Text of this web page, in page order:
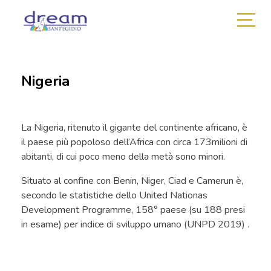
Nigeria
La Nigeria, ritenuto il gigante del continente africano, è
il paese più popoloso dell’Africa con circa 173milioni di
abitanti, di cui poco meno della metà sono minori.
Situato al confine con Benin, Niger, Ciad e Camerun è,
secondo le statistiche dello United Nationas
Development Programme, 158° paese (su 188 presi
in esame) per indice di sviluppo umano (UNPD 2019) .